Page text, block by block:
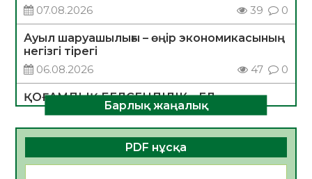
07.08.2026
39 0
Ауыл шаруашылығы – өңір экономикасының
негізгі тірегі
06.08.2026
47 0
ҚОҒАМДЫҚ БЕЛСЕНДІЛІК – ЕЛ
ДАМУЫНЫҢ НЕГІЗІ
06.08.2026
45 0
ҚҰРЫЛТАЙ САЙЛАУЫ – БОЛАШАҚҚА
Барлық жаңалық
PDF нұсқа